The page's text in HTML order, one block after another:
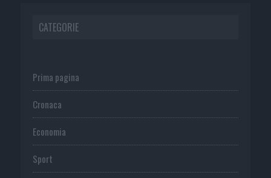
CATEGORIE
Prima pagina
Cronaca
Economia
Sport